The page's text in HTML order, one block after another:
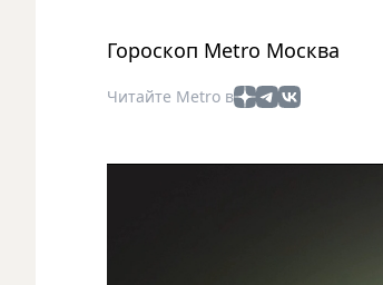
Гороскоп Metro Москва
Читайте Metro в